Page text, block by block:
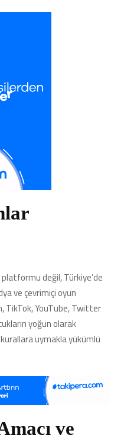
değil, Türkiye’de
ve çevrimiçi oyun
TikTok, YouTube, Twitter
yoğun olarak
uymakla yükümlü
ve